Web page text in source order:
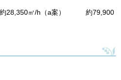
㎥/h（a案） 約79,900